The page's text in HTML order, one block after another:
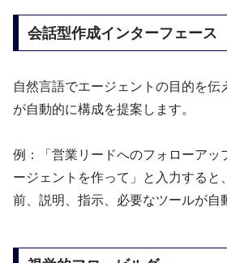
会話型作成インターフェース
自然言語でエージェントの目的を伝
が自動的に構成を提案します。
例：「営業リードへのフォローアッ
ージェントを作って」と入力すると
前、説明、指示、必要なツールが自